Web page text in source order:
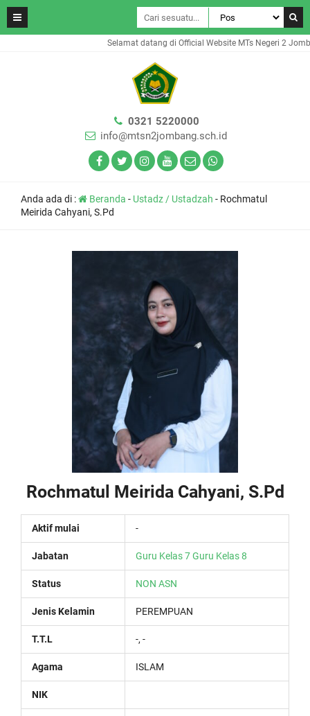
Selamat datang di Official Website MTs Negeri 2
0321 5220000
info@mtsn2jombang.sch.id
Anda ada di : Beranda - Ustadz / Ustadzah - Rochmatul
Meirida Cahyani, S.Pd
Rochmatul Meirida Cahyani, S.Pd
Aktif mulai -
Jabatan Guru Kelas 7Guru Kelas 8
Status NON ASN
Jenis Kelamin PEREMPUAN
T.T.L -, -
Agama ISLAM
NIK